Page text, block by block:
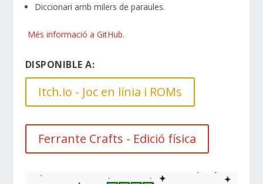
Diccionari amb milers de paraules.
Més informació a GitHub.
DISPONIBLE A:
Itch.io - Joc en línia i ROMs
Ferrante Crafts - Edició física